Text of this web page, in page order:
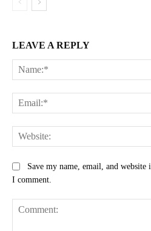
LEAVE A REPLY
Save my name, email, and
I comment.